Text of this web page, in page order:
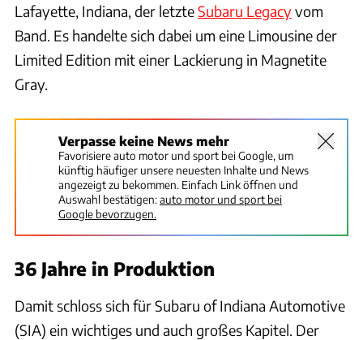
Lafayette, Indiana, der letzteSubaru Legacyvom
Band. Es handelte sich dabei um eine Limousine der
Limited Edition mit einer Lackierung in Magnetite
Gray.
Verpasse keine News mehr
Favorisiere auto motor und sport bei Google, um
künftig häufiger unsere neuesten Inhalte und News
angezeigt zu bekommen. Einfach Link öffnen und
Auswahl bestätigen:auto motor und sport bei
Google bevorzugen.
36 Jahre in Produktion
Damit schloss sich für Subaru of Indiana Automotive
(SIA) ein wichtiges und auch großes Kapitel. Der